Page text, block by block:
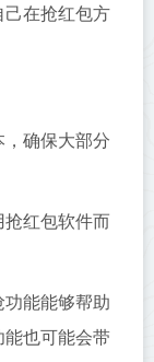
己在抢红包方
确保大部分
红包软件而
能能够帮助
能也可能会带